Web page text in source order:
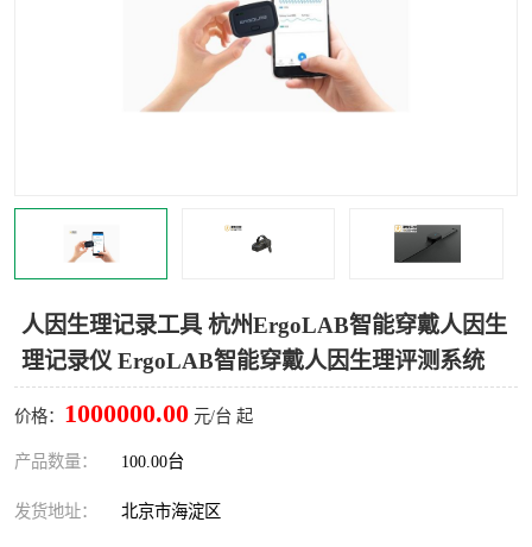
人因生理记录工具 杭州ErgoLAB智能穿戴人因生
理记录仪 ErgoLAB智能穿戴人因生理评测系统
价格： 1000000.00 元/台 起
产品数量： 100.00台
发货地址： 北京市海淀区
神经营销与消费行为实验 车俩与驾驶模拟
人机环境同步云平台 人因测评专家系统